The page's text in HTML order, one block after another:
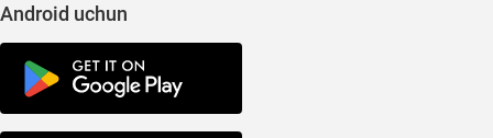
Android uchun